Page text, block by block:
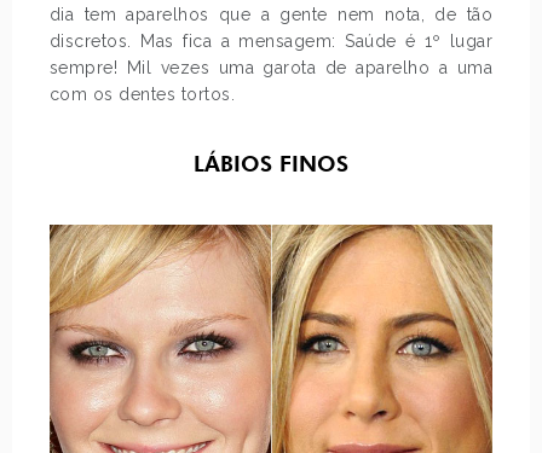
dia tem aparelhos que a gente nem nota, de tão
discretos. Mas fica a mensagem: Saúde é 1º lugar
sempre! Mil vezes uma garota de aparelho a uma
com os dentes tortos.
LÁBIOS FINOS